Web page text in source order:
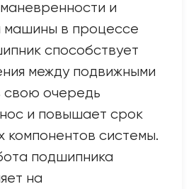
и
машины в процессе
способствует
между подвижными
свою очередь
и повышает срок
компонентов системы.
подшипника
на